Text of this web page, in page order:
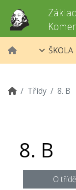
ŠKOLA
Třídy 8. B
8. B
O třídě